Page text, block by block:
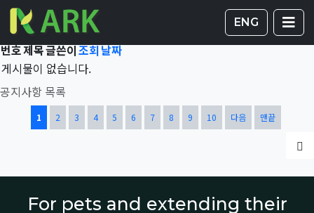
ENG
Total 41,468건1 페이지 게시판
공지사항 목록
번호제목글쓴이조회날짜
게시물이 없습니다.
열린
1 페이지
2
페이지3페이지4
페이지5페이지6
페이지7
페이지8
페이지9
페이지10
페이지 다음 맨끝
For pets and extending their